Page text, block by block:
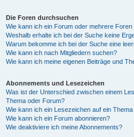
Die Foren durchsuchen
Wie kann ich ein Forum oder mehrere
Weshalb erhalte ich bei der Suche keine
Warum bekomme ich bei der Suche eine
Wie kann ich nach Mitgliedern suchen?
Wie kann ich meine eigenen Beiträge und
Abonnements und Lesezeichen
Was ist der Unterschied zwischen einem
Thema oder Forum?
Wie kann ich ein Lesezeichen auf ein
Wie kann ich ein Forum abonnieren?
Wie deaktiviere ich meine Abonnements?